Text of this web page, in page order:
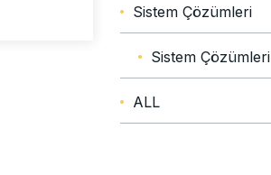
Sistem Çözümleri
Sistem Çözümleri
ALL